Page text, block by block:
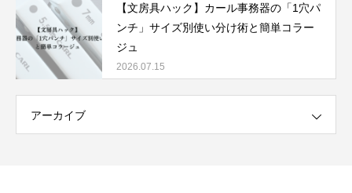
【文房具ハック】カール事務器の「1穴パ
ンチ」サイズ別使い分け術と簡単コラー
ジュ
2026.07.15
アーカイブ